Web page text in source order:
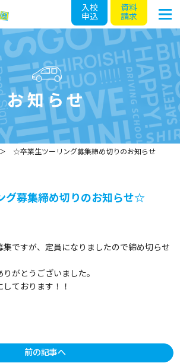
入校
申込
資料
請求
お知らせ
☆卒業生ツーリング募集締め切りのお知らせ
グ募集締め切りのお知らせ☆
ですが、定員になりましたので締め切らせ
がとうございました。
ております！！
前の記事へ